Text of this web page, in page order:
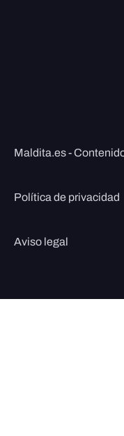
Maldita.es -
Política de privacidad
Aviso legal